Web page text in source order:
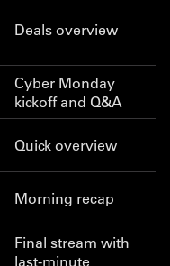
Deals overview
Cyber Monday
kickoff and Q&A
Quick overview
Morning recap
Final stream with
last-minute